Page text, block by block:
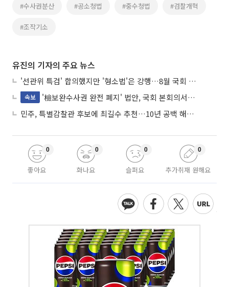
#수사권분산 #공소청법 #중수청법 #검찰개혁
#조작기소
유진의 기자의 주요 뉴스
'선관위 특검' 합의했지만 '형소법'은 강행…8월 국회 '입법 2차전' 예고
속보
'檢보완수사권 완전 폐지' 법안, 국회 본회의서 민주당 주도 통과
민주, 특별감찰관 후보에 최길수 추천…10년 공백 해소 속도
좋아요
0
화나요
0
슬퍼요
0
추가취재 원해요
0